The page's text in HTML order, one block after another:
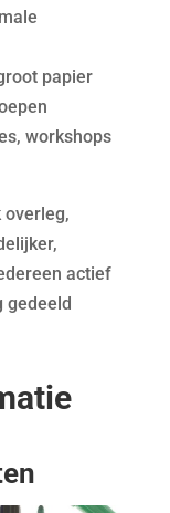
papier
workshops
overleg,
actief
gedeeld